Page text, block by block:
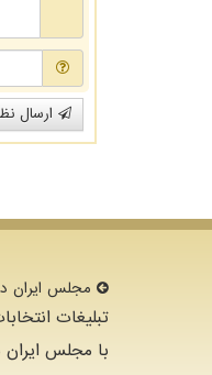
ارسال
مجلس ایران
تبلیغات
با مجلس ایران